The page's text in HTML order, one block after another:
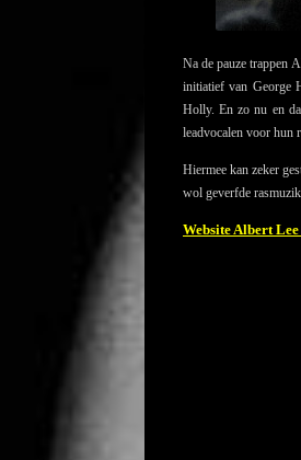
Na de pauze trappen
initiatief van George
Holly. En zo nu en
leadvocalen voor hun
Hiermee kan zeker
wol geverfde
Website Albert